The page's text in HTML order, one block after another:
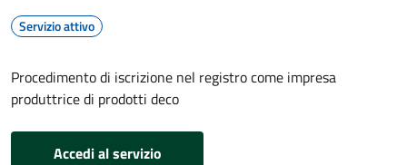
Servizio attivo
Procedimento di iscrizione nel registro come impresa
produttrice di prodotti deco
Accedi al servizio